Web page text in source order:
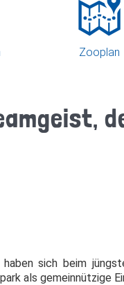
Zooplan
sich beim
als gemeinnützige